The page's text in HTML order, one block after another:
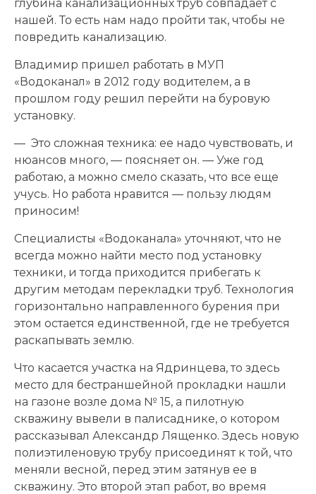
глубина канализационных труб совпадает с
нашей. То есть нам надо пройти так, чтобы не
повредить канализацию.
Владимир пришел работать в МУП
«Водоканал» в 2012 году водителем, а в
прошлом году решил перейти на буровую
установку.
— Это сложная техника: ее надо чувствовать, и
нюансов много, — поясняет он. — Уже год
работаю, а можно смело сказать, что все еще
учусь. Но работа нравится — пользу людям
приносим!
Специалисты «Водоканала» уточняют, что не
всегда можно найти место под установку
техники, и тогда приходится прибегать к
другим методам перекладки труб. Технология
горизонтально направленного бурения при
этом остается единственной, где не требуется
раскапывать землю.
Что касается участка на Ядринцева, то здесь
место для бестраншейной прокладки нашли
на газоне возле дома № 15, а пилотную
скважину вывели в палисаднике, о котором
рассказывал Александр Лященко. Здесь новую
полиэтиленовую трубу присоединят к той, что
меняли весной, перед этим затянув ее в
скважину. Это второй этап работ, во время